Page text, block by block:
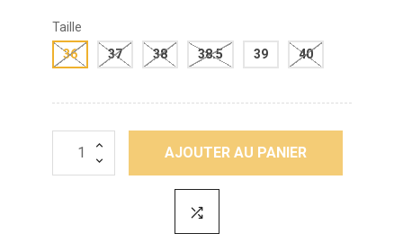
Taille
36
37 38 38.5 39 40
AJOUTER AU PANIER